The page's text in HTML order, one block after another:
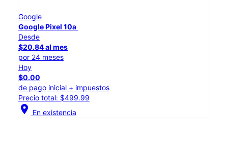
Google
Google Pixel 10a
Desde
$20.84 al mes
por 24 meses
Hoy
$0.00
de pago inicial + impuestos
Precio total: $499.99
location_on En existencia